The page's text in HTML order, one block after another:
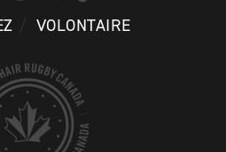
VOLONTAIRE